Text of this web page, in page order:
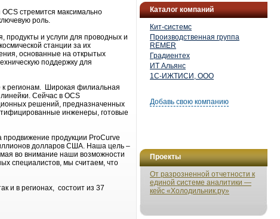
Каталог компаний
Кит-системс
Производственная группа
REMER
Градиентех
ИТ Альянс
1С-ИЖТИСИ, ООО
Добавь свою компанию
Проекты
От разрозненной отчетности к
единой системе аналитики —
кейс «Холодильник.ру»
стремится максимально
роль.
и услуги для проводных и
станции за их
основанные на открытых
поддержку для
к регионам. Широкая филиальная
Сейчас в OCS
решений, предназначенных
инженеры, готовые
продвижение продукции ProCurve
долларов США. Наша цель –
во внимание наши возможности
специалистов, мы считаем, что
и в регионах, состоит из 37